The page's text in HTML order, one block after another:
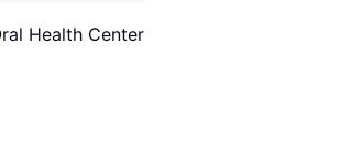
Health Center